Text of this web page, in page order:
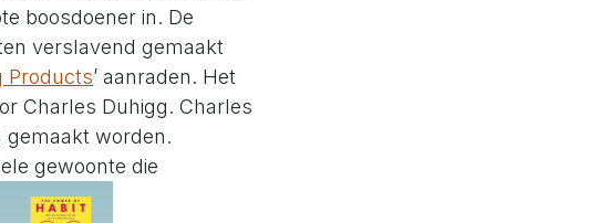
boosdoener in. De
verslavend gemaakt
Products’ aanraden. Het
Charles Duhigg. Charles
gemaakt worden.
gewoonte die